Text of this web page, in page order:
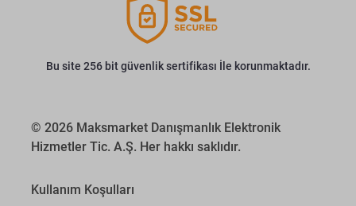
Bu site 256 bit güvenlik sertifikası İle korunmaktadır.
© 2026 Maksmarket Danışmanlık Elektronik
Hizmetler Tic. A.Ş. Her hakkı saklıdır.
Kullanım Koşulları